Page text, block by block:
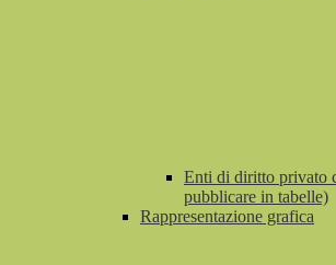
Enti di diritto privato
pubblicare in tabelle)
Rappresentazione grafica